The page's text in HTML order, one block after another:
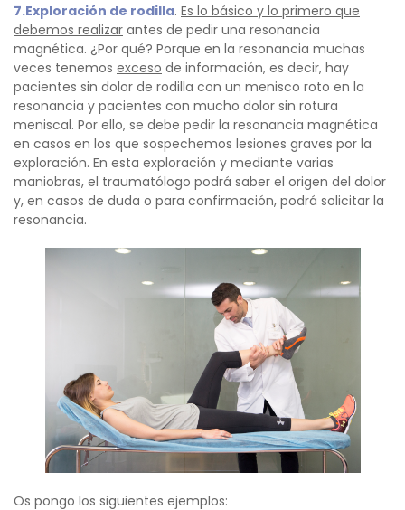
7.Exploración de rodilla. Es lo básico y lo primero que
debemos realizar antes de pedir una resonancia
magnética. ¿Por qué? Porque en la resonancia muchas
veces tenemos exceso de información, es decir, hay
pacientes sin dolor de rodilla con un menisco roto en la
resonancia y pacientes con mucho dolor sin rotura
meniscal. Por ello, se debe pedir la resonancia magnética
en casos en los que sospechemos lesiones graves por la
exploración. En esta exploración y mediante varias
maniobras, el traumatólogo podrá saber el origen del dolor
y, en casos de duda o para confirmación, podrá solicitar la
resonancia.
Os pongo los siguientes ejemplos: